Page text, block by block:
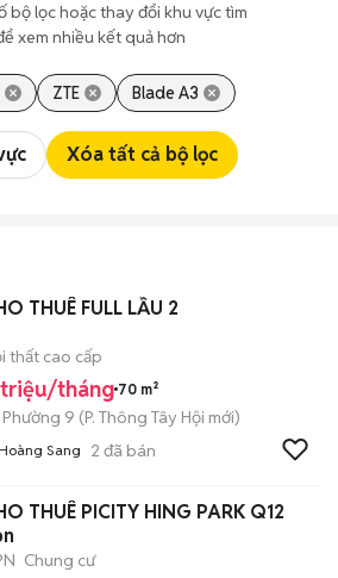
bộ lọc hoặc thay đổi khu vực tìm
xem nhiều kết quả hơn
ZTE Blade A3
Xóa tất cả bộ lọc
THUÊ FULL LẦU 2
thất cao cấp
tháng 70 m²
Phường 9 (P. Thông Tây Hội mới)
Sang 2 đã bán
THUÊ PICITY HING PARK Q12
Chung cư